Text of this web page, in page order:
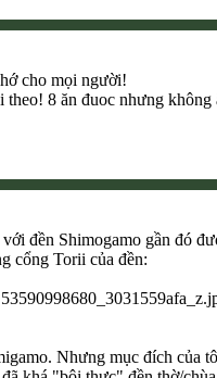
cho mọi người!
8 ăn đuoc nhưng
đền Shimogamo gần đó
cổng Torii của đền:
Nhưng mục đích của